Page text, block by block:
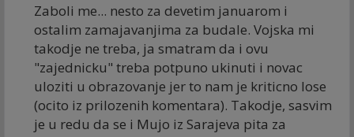
Zaboli me... nesto za devetim januarom i
ostalim zamajavanjima za budale. Vojska mi
takodje ne treba, ja smatram da i ovu
"zajednicku" treba potpuno ukinuti i novac
uloziti u obrazovanje jer to nam je kriticno lose
(ocito iz prilozenih komentara). Takodje, sasvim
je u redu da se i Mujo iz Sarajeva pita za